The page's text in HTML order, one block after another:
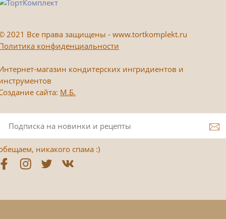
2021 Все права защищены - www.tortkomplekt.ru
конфиденциальности
магазин кондитерских ингридиентов и
сайта: М.Б.
никакого спама :)